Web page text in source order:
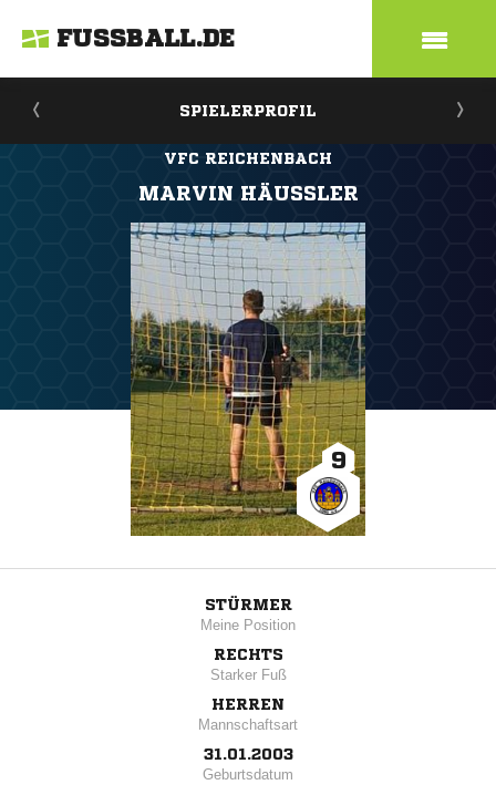
FUSSBALL.DE
SPIELERPROFIL
VFC REICHENBACH
MARVIN HÄUSSLER
9
STÜRMER
Meine Position
RECHTS
Starker Fuß
HERREN
Mannschaftsart
31.01.2003
Geburtsdatum